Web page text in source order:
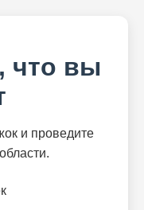
что вы
и проведите